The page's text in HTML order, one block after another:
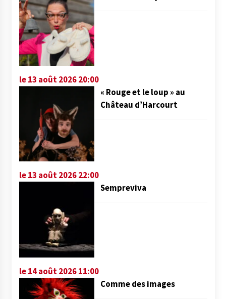
le 13 août 2026 20:00
« Rouge et le loup » au
Château d’Harcourt
le 13 août 2026 22:00
Sempreviva
le 14 août 2026 11:00
Comme des images